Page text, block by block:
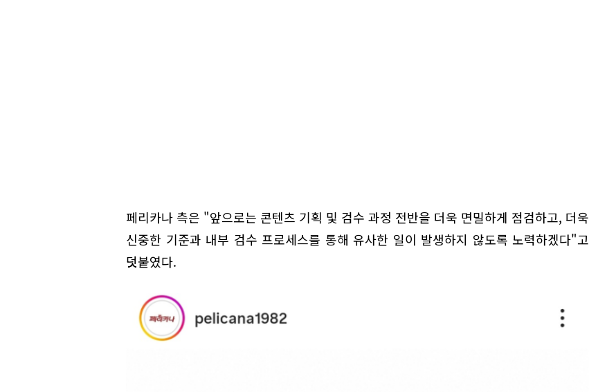
페리카나 측은 "앞으로는 콘텐츠 기획 및 검수 과정 전반을 더욱 면밀하게 점검하고, 더욱
신중한 기준과 내부 검수 프로세스를 통해 유사한 일이 발생하지 않도록 노력하겠다"고
덧붙였다.